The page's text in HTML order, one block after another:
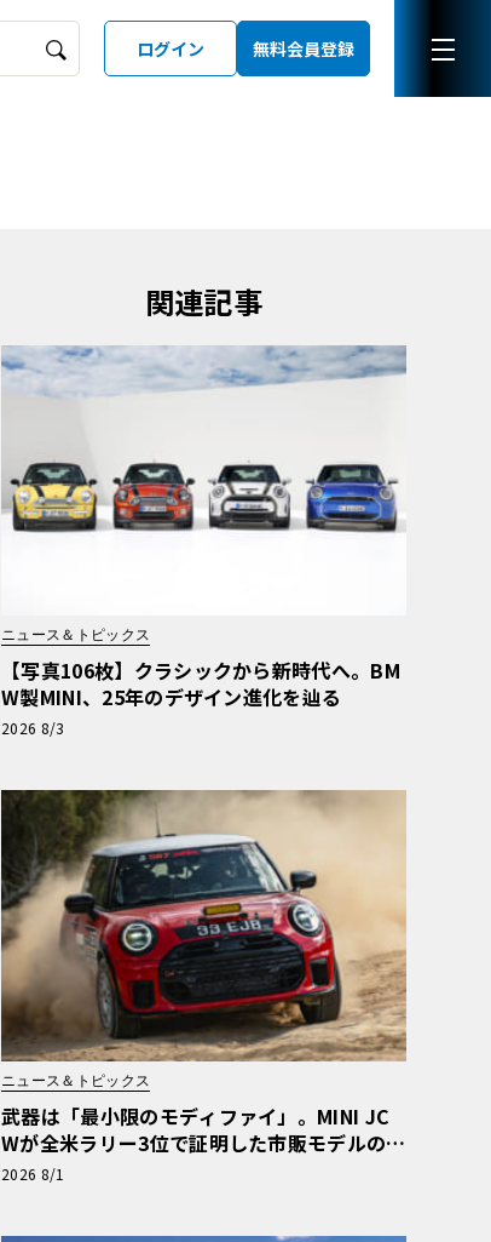
ログイン 無料会員登録
関連記事
ニュース＆トピックス
【写真106枚】クラシックから新時代へ。BM
W製MINI、25年のデザイン進化を辿る
2026 8/3
ニュース＆トピックス
武器は「最小限のモディファイ」。MINI JC
Wが全米ラリー3位で証明した市販モデルの真
価
2026 8/1